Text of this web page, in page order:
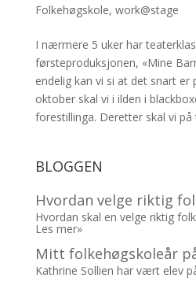
Folkehøgskole, work@stage
I nærmere 5 uker har
førsteproduksjonen, «Mine
endelig kan vi si at det snart er
oktober skal vi i ilden i
forestillinga. Deretter skal vi
BLOGGEN
Hvordan velge riktig
Hvordan skal en velge riktig
Les mer»
Mitt folkehøgskoleår
Kathrine Sollien har vært elev